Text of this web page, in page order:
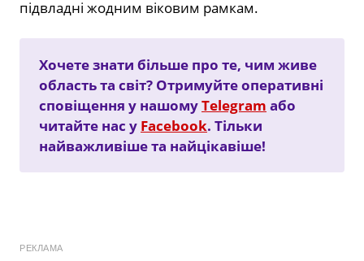
підвладні жодним віковим рамкам.
Хочете знати більше про те, чим живе
область та світ? Отримуйте оперативні
сповіщення у нашомуTelegram або
читайте нас у Facebook. Тільки
найважливіше та найцікавіше!
РЕКЛАМА